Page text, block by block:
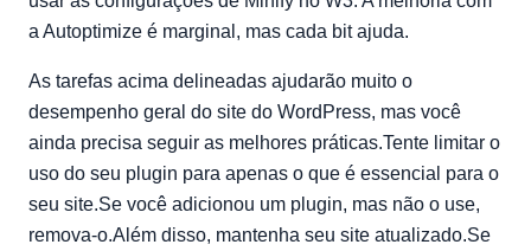
a Autoptimize é marginal, mas cada bit ajuda.
As tarefas acima delineadas ajudarão muito o
desempenho geral do site do WordPress, mas você
ainda precisa seguir as melhores práticas.Tente limitar o
uso do seu plugin para apenas o que é essencial para o
seu site.Se você adicionou um plugin, mas não o use,
remova-o.Além disso, mantenha seu site atualizado.Se